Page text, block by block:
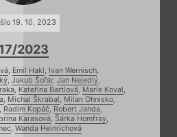
19. 10. 2023
17/2023
, Emil Hakl, Ivan Wernisch,
, Jakub Šofar, Jan Nejedlý,
, Kateřina Bartlová, Marie Koval,
, Michal Škrabal, Milan Ohnisko,
, Radim Kopáč, Robert Janda,
Karasová, Šárka Homfray,
, Wanda Heinrichová